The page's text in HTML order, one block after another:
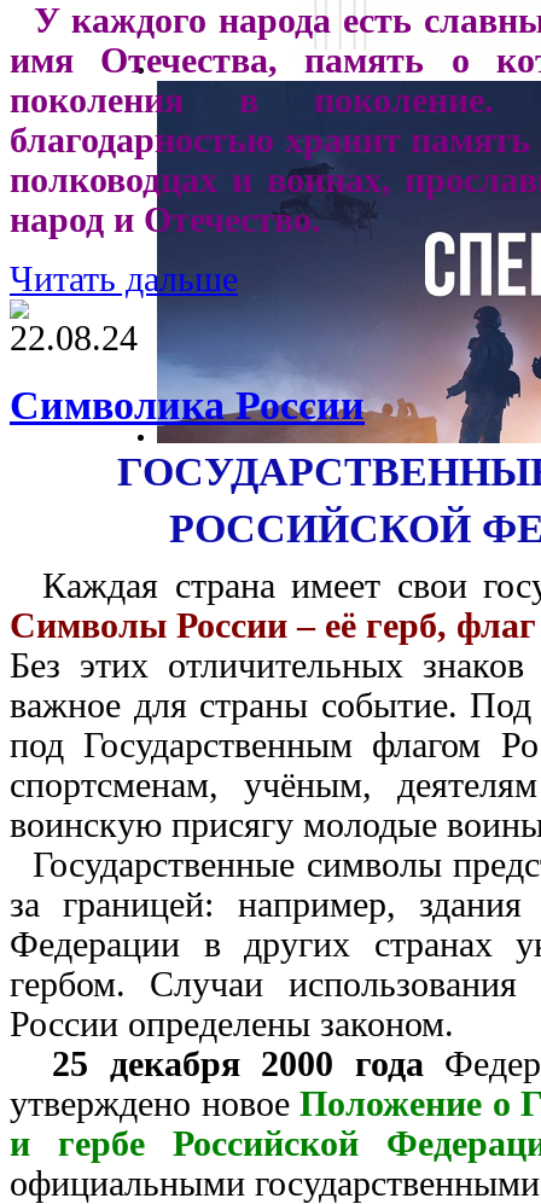
У каждого народа есть
имя Отечества, память о
поколения в
благодарностью хранит
полководцах и воинах,
народ и Отечество.
Читать дальше
22.08.24
Символика России
РОССИЙСКОЙ
Каждая страна имеет свои
Символы России – её герб,
Без этих отличительных
важное для страны событие.
под Государственным флагом
спортсменам, учёным,
воинскую присягу молодые
Государственные символы
за границей: например, здания
Федерации в других странах
гербом. Случаи
России определены законом.
25 декабря 2000 года
утверждено новоеПоложение о
и гербе Российской
официальными